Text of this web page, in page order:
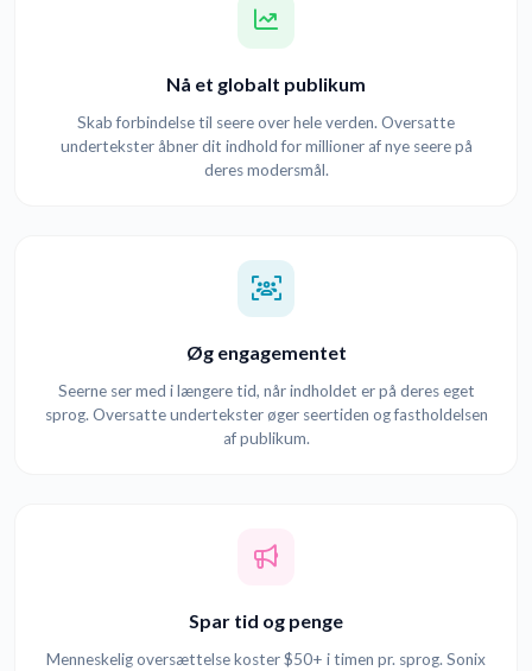
Nå et globalt publikum
Skab forbindelse til seere over hele verden. Oversatte
undertekster åbner dit indhold for millioner af nye seere på
deres modersmål.
Øg engagementet
Seerne ser med i længere tid, når indholdet er på deres eget
sprog. Oversatte undertekster øger seertiden og fastholdelsen
af publikum.
Spar tid og penge
Menneskelig oversættelse koster $50+ i timen pr. sprog. Sonix